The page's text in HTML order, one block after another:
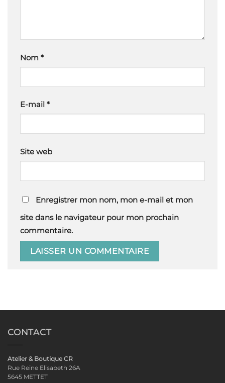
Nom *
E-mail *
Site web
Enregistrer mon nom, mon e-mail et mon
site dans le navigateur pour mon prochain
commentaire.
CONTACT
Atelier & Boutique CR
Rue Reine Elisabeth 26A
5645 METTET